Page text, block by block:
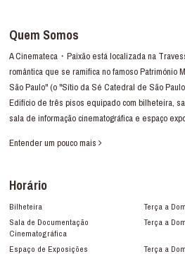
Quem Somos
A Cinemateca・Paixão está localizada na
romântica que se ramifica no famoso Património
São Paulo" (o "Sítio da Sé Catedral de São
Edifício de três pisos equipado com bilheteira,
sala de informação cinematográfica e espaço
Entender um pouco mais
Horário
Bilheteira
Terça a
Sala de Documentação
Cinematográfica
Terça a
Espaço de Exposições Terça a